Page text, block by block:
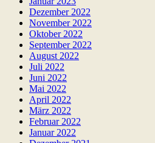
Dezember 2022
November 2022
Oktober 2022
September 2022
August 2022
Juli 2022
Juni 2022
Mai 2022
April 2022
März 2022
Februar 2022
Januar 2022